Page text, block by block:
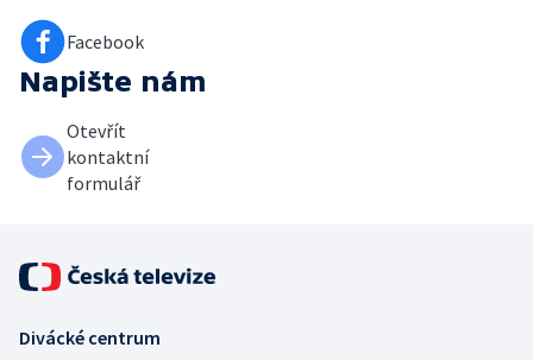
Facebook
Napište nám
Otevřít
kontaktní
formulář
Divácké centrum